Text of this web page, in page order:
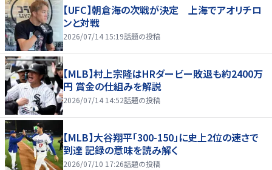
【UFC】朝倉海の次戦が決定 上海でアオリチロ
ンと対戦
2026/07/14 15:19話題の投稿
【MLB】村上宗隆はHRダービー敗退も約2400万
円 賞金の仕組みを解説
2026/07/14 14:52話題の投稿
【MLB】大谷翔平「300-150」に史上2位の速さで
到達 記録の意味を読み解く
2026/07/10 17:26話題の投稿